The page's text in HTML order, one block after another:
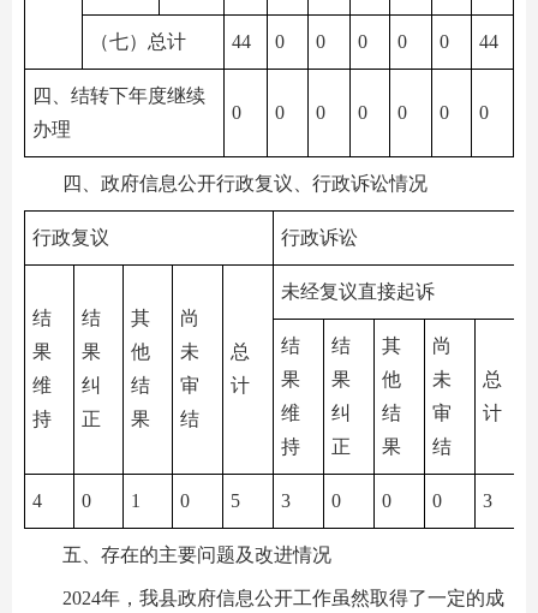
（七）总计 44 0 0 0 0 0 44
四、结转下年度继续
办理
0 0 0 0 0 0 0
四、政府信息公开行政复议、行政诉讼情况
行政复议 行政诉讼
结
果
维
持
结
果
纠
正
其
他
结
果
尚
未
审
结
总
计
未经复议直接起诉
结
果
维
持
结
果
纠
正
其
他
结
果
尚
未
审
结
总
计
4 0 1 0 5 3 0 0 0 3
五、存在的主要问题及改进情况
2024年，我县政府信息公开工作虽然取得了一定的成